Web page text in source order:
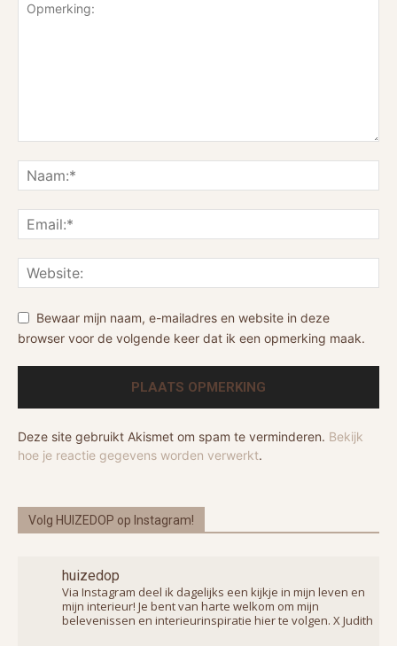
Bewaar mijn naam, e-mailadres en website in deze
browser voor de volgende keer dat ik een opmerking maak.
Deze site gebruikt Akismet om spam te verminderen. Bekijk
hoe je reactie gegevens worden verwerkt.
Volg HUIZEDOP op Instagram!
huizedop
Via Instagram deel ik dagelijks een kijkje in mijn leven en
mijn interieur! Je bent van harte welkom om mijn
belevenissen en interieurinspiratie hier te volgen. X Judith